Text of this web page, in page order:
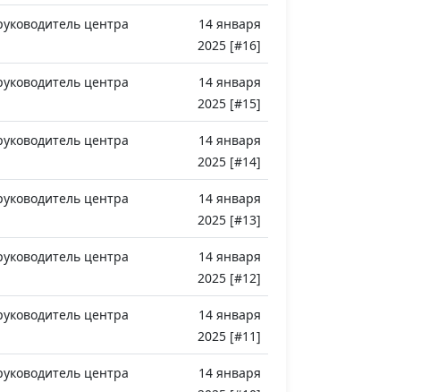
центра
14 января
2025 [#16]
центра
14 января
2025 [#15]
центра
14 января
2025 [#14]
центра
14 января
2025 [#13]
центра
14 января
2025 [#12]
центра
14 января
2025 [#11]
центра
14 января